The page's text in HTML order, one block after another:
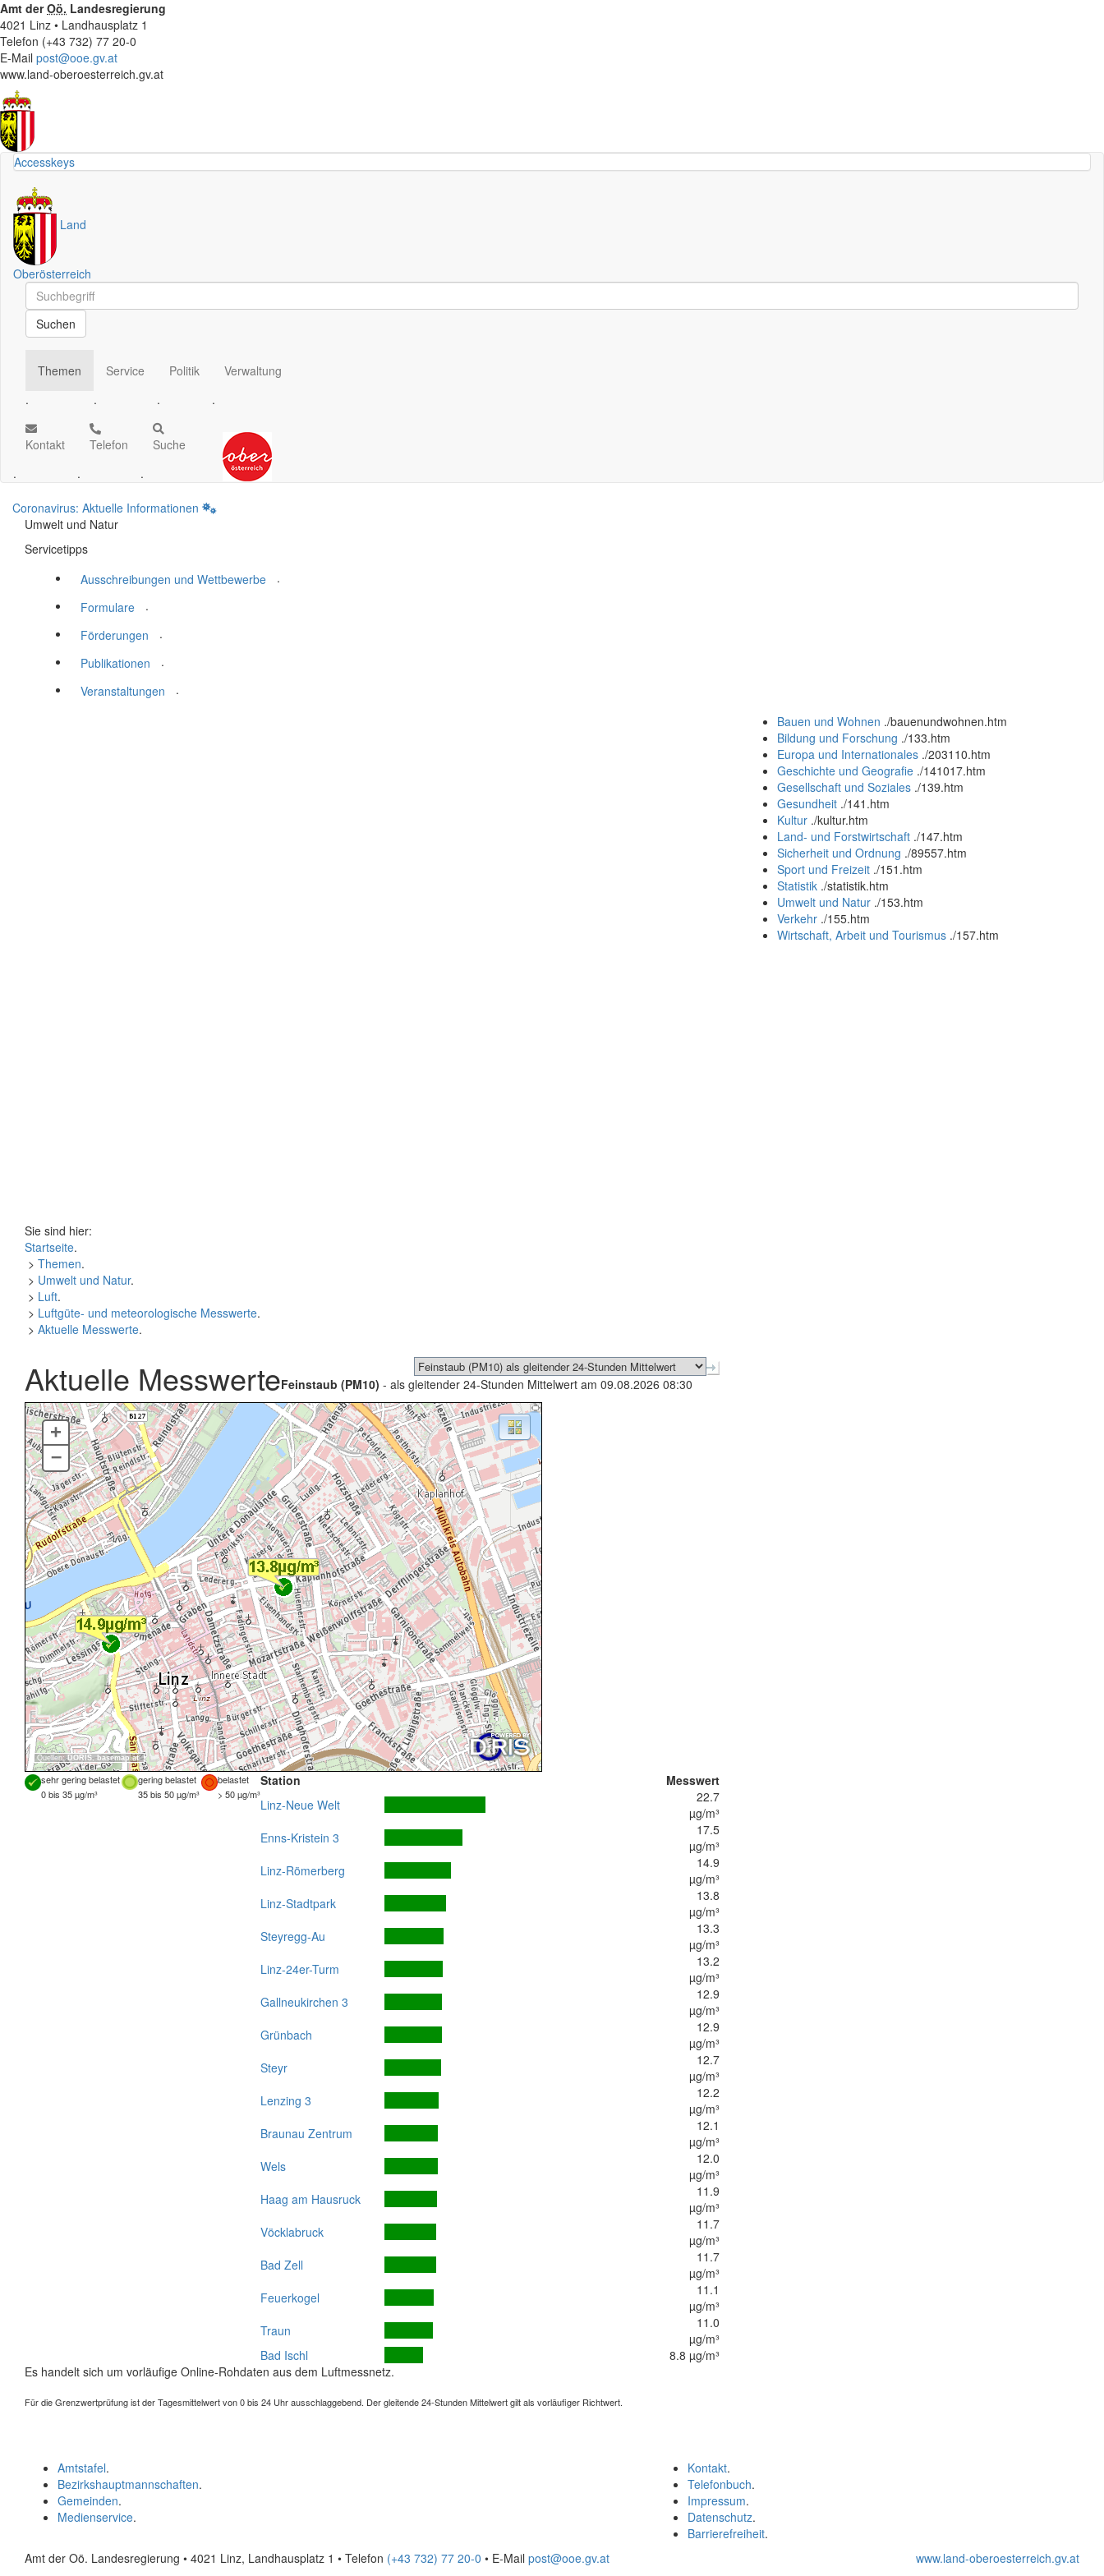
Amt derOö. Landesregierung
4021 Linz • Landhausplatz 1
Telefon (+43 732) 77 20-0
E-Mail post@ooe.gv.at
www.land-oberoesterreich.gv.at
Accesskeys
Land
Oberösterreich
Schnellsuche
Schnellsuche
Suchen
Themen
.
Service
.
Politik
.
Verwaltung
.
Kontakt
.
Telefon
.
Suche
.
Coronavirus: Aktuelle Informationen
Umwelt und Natur
Servicetipps
Ausschreibungen und Wettbewerbe
.
Formulare
.
Förderungen
.
Publikationen
.
Veranstaltungen
.
Bauen und Wohnen ./bauenundwohnen.htm
Bildung und Forschung ./133.htm
Europa und Internationales ./203110.htm
Geschichte und Geografie ./141017.htm
Gesellschaft und Soziales ./139.htm
Gesundheit ./141.htm
Kultur ./kultur.htm
Land- und Forstwirtschaft ./147.htm
Sicherheit und Ordnung ./89557.htm
Sport und Freizeit ./151.htm
Statistik ./statistik.htm
Umwelt und Natur ./153.htm
Verkehr ./155.htm
Wirtschaft, Arbeit und Tourismus ./157.htm
Sie sind hier:
Startseite.
> Themen.
> Umwelt und Natur.
> Luft.
> Luftgüte- und meteorologische Messwerte.
> Aktuelle Messwerte.
Aktuelle MesswerteFeinstaub (PM10) - als gleitender 24-Stunden Mittelwert am 09.08.2026 08:30
Quellen:DORIS, basemap.at
+
–
sehr gering belastet gering belastet
belastet
0 bis 35 µg/m³
35 bis 50 µg/m³ > 50 µg/m³
Station
Messwert
Linz-Neue Welt
22.7
µg/m³
Enns-Kristein 3
17.5
µg/m³
Linz-Römerberg
14.9
µg/m³
Linz-Stadtpark
13.8
µg/m³
Steyregg-Au
13.3
µg/m³
Linz-24er-Turm
13.2
µg/m³
Gallneukirchen 3
12.9
µg/m³
Grünbach
12.9
µg/m³
Steyr
12.7
µg/m³
Lenzing 3
12.2
µg/m³
Braunau Zentrum
12.1
µg/m³
Wels
12.0
µg/m³
Haag am Hausruck
11.9
µg/m³
Vöcklabruck
11.7
µg/m³
Bad Zell
11.7
µg/m³
Feuerkogel
11.1
µg/m³
Traun
11.0
µg/m³
Bad Ischl
8.8 µg/m³
Es handelt sich um vorläufige Online-Rohdaten aus dem Luftmessnetz.
Für die Grenzwertprüfung ist der Tagesmittelwert von 0 bis 24 Uhr ausschlaggebend. Der gleitende 24-Stunden Mittelwert gilt als vorläufiger Richtwert.
Kontakt.
Telefonbuch.
Impressum.
Datenschutz.
Barrierefreiheit.
Amtstafel.
Bezirkshauptmannschaften.
Gemeinden.
Medienservice.
Amt der Oö. Landesregierung • 4021 Linz, Landhausplatz 1 • Telefon (+43 732) 77 20-0 • E-Mail post@ooe.gv.at www.land-oberoesterreich.gv.at